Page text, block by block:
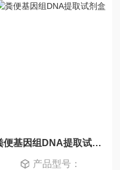
粪便基因组DNA提取试剂盒
产品型号：